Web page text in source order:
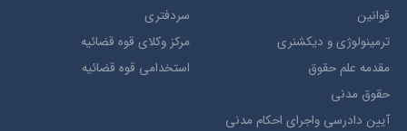
قوانین
ترمينولوژي و ديکشنري
مقدمه علم حقوق
حقوق مدني
آيين دادرسي ​واجراي ​احکام ​مدني
سردفتری
مرکز وکلای قوه قضائیه
استخدامی قوه قضائیه